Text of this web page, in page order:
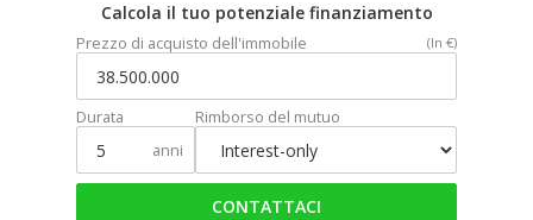
Calcola il tuo potenziale finanziamento
Prezzo di acquisto dell'immobile (In €)
Durata
anni
Rimborso del mutuo
CONTATTACI